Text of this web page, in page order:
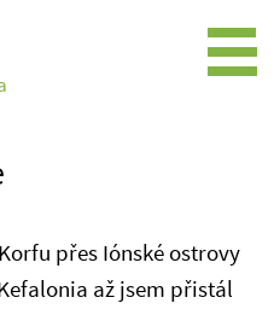
přes Iónské ostrovy
až jsem přistál